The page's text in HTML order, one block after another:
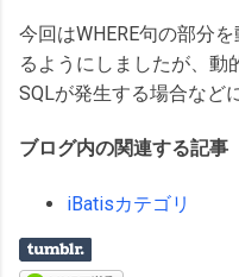
今回はWHERE句の部分
るようにしましたが、動
SQLが発生する場合など
ブログ内の関連する記事
iBatisカテゴリ